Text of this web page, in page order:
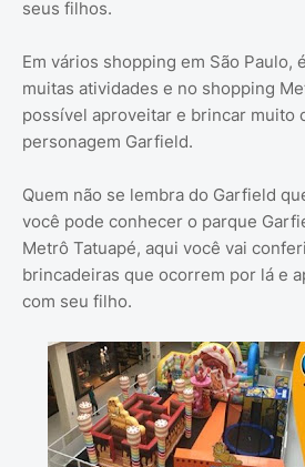
seus filhos.
Em vários shopping em São Paulo,
muitas atividades e no shopping
possível aproveitar e brincar muito
personagem Garfield.
Quem não se lembra do Garfield
você pode conhecer o parque
Metrô Tatuapé, aqui você vai
brincadeiras que ocorrem por lá e
com seu filho.